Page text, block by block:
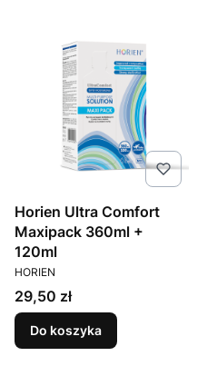
Horien Ultra Comfort
Maxipack 360ml +
120ml
PRODUCENT
HORIEN
Cena
29,50 zł
Do koszyka